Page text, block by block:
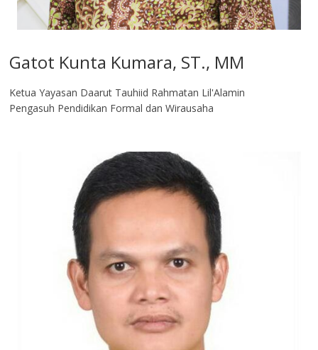
Gatot Kunta Kumara, ST., MM
Ketua Yayasan Daarut Tauhiid Rahmatan Lil'Alamin
Pengasuh Pendidikan Formal dan Wirausaha